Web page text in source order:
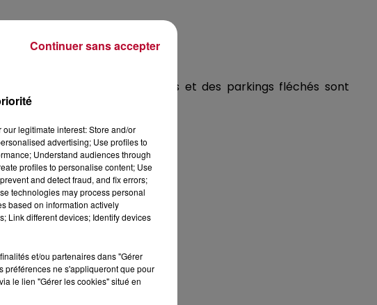
Des foodtrucks, des buvettes et des parkings fléchés sont
en début de soirée).
à 13h).
legitimate interest: Store and/or
advertising; Use profiles to
Understand audiences through
profiles to personalise content; Use
and detect fraud, and fix errors;
technologies may process personal
based on information actively
Link different devices; Identify devices
et/ou partenaires dans "Gérer
préférences ne s'appliqueront que pour
le lien "Gérer les cookies" situé en
Continuer sans accepter